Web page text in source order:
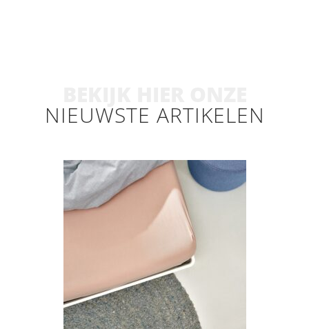
NIEUWSTE ARTIKELEN